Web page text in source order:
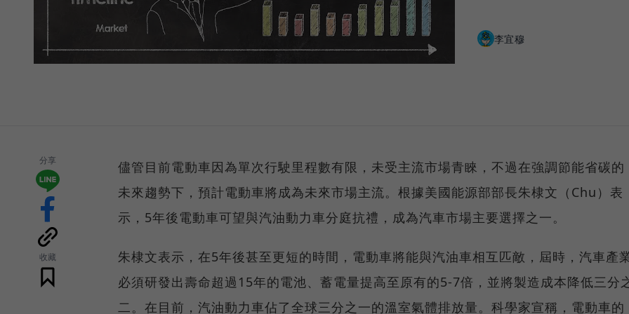
李宜穆
分享
收藏
儘管目前電動車因為單次行駛里程數有限，未受主流市場青睞，不過在強調節能省碳的
未來趨勢下，預計電動車將成為未來市場主流。根據美國能源部部長朱棣文（Chu）表
示，5年後電動車可望與汽油動力車分庭抗禮，成為汽車市場主要選擇之一。
朱棣文表示，在5年後甚至更短的時間，電動車將能與汽油車相互匹敵，屆時，汽車產
必須研發出壽命超過15年的電池、蓄電量提高至原有的5-7倍，並將製造成本降低三分
二。在目前，汽油動力車佔了全球三分之一的溫室氣體排放量。科學家宣稱，電動車的